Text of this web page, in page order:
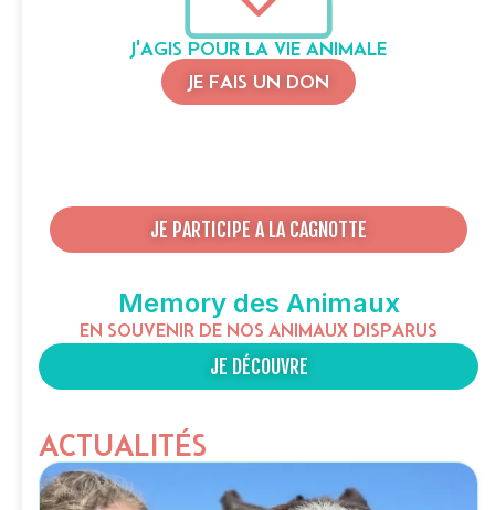
J'AGIS POUR LA VIE ANIMALE
JE FAIS UN DON
JE PARTICIPE A LA CAGNOTTE
Memory des Animaux
EN SOUVENIR DE NOS ANIMAUX DISPARUS
JE DÉCOUVRE
ACTUALITÉS